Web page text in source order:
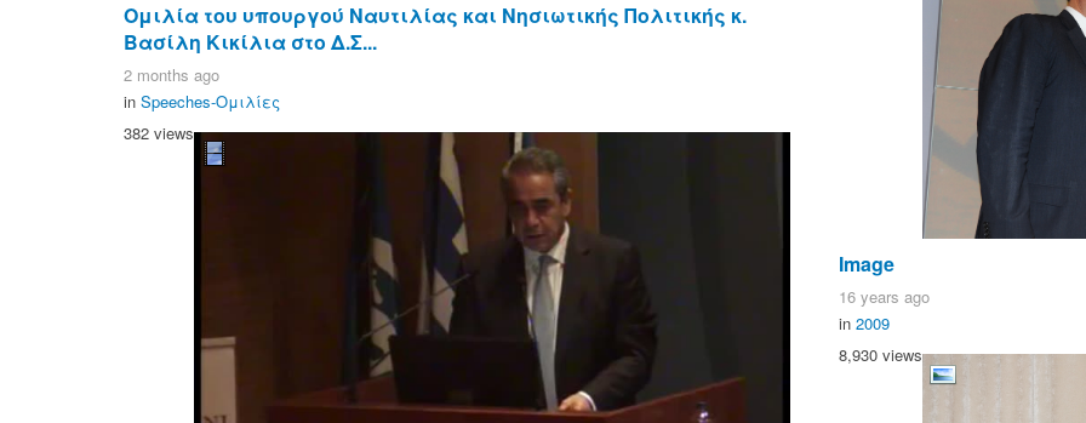
Ομιλία του υπουργού Ναυτιλίας και Νησιωτικής Πολιτικής κ.
Βασίλη Κικίλια στο Δ.Σ...
2 months ago
in Speeches-Ομιλίες
382 views
Image
16 years ago
in 2009
8,930 views